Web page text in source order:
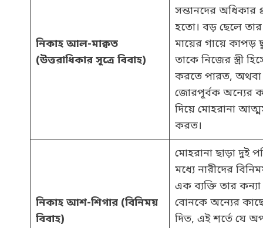
নিকাহ আল-মাক্বত
(উত্তরাধিকার সূত্রে বিবাহ)
সন্তানদের অধিকার
হতো। বড় ছেলে
মায়ের গায়ে কাপড়
তাকে নিজের স্ত্রী
করতে পারত, অথবা
জোরপূর্বক অন্যের
দিয়ে মোহরানা
করত।
নিকাহ আশ-শিগার (বিনিময়
বিবাহ)
মোহরানা ছাড়া দুই
মধ্যে নারীদের
এক ব্যক্তি তার কন্যা
বোনকে অন্যের
দিত, এই শর্তে যে